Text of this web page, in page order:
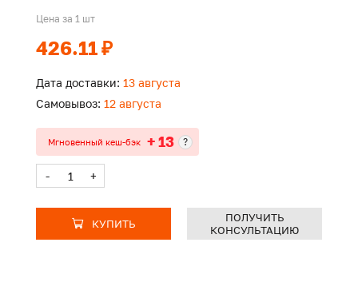
Цена за 1 шт
426.11 ₽
Дата доставки: 13 августа
Самовывоз: 12 августа
Мгновенный кеш-бэк + 13 ?
- +
КУПИТЬ
ПОЛУЧИТЬ
КОНСУЛЬТАЦИЮ